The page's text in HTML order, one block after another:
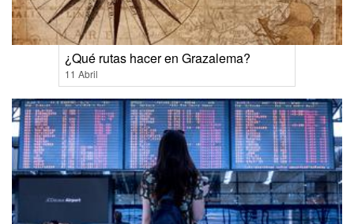
¿Qué rutas hacer en Grazalema?
11 Abril